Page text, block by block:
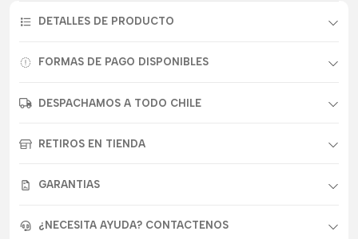
DETALLES DE PRODUCTO
FORMAS DE PAGO DISPONIBLES
DESPACHAMOS A TODO CHILE
RETIROS EN TIENDA
GARANTIAS
¿NECESITA AYUDA? CONTACTENOS